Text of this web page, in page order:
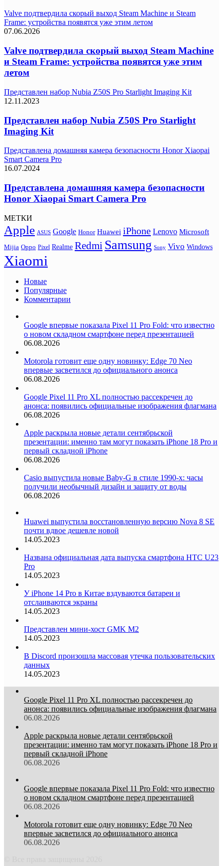
Valve подтвердила скорый выход Steam Machine и Steam
Frame: устройства появятся уже этим летом
07.06.2026
Valve подтвердила скорый выход Steam Machine
и Steam Frame: устройства появятся уже этим
летом
Представлен набор Nubia Z50S Pro Starlight Imaging Kit
12.11.2023
Представлен набор Nubia Z50S Pro Starlight
Imaging Kit
Представлена домашняя камера безопасности Honor Xiaopai
Smart Camera Pro
16.07.2024
Представлена домашняя камера безопасности
Honor Xiaopai Smart Camera Pro
МЕТКИ
Apple ASUS Google Honor Huawei iPhone Lenovo Microsoft
Mijia Oppo Pixel Realme Redmi Samsung Sony Vivo Windows
Xiaomi
Новые
Популярные
Комментарии
Google впервые показала Pixel 11 Pro Fold: что известно
о новом складном смартфоне перед презентацией
06.08.2026
Motorola готовит еще одну новинку: Edge 70 Neo
впервые засветился до официального анонса
06.08.2026
Google Pixel 11 Pro XL полностью рассекречен до
анонса: появились официальные изображения флагмана
06.08.2026
Apple раскрыла новые детали сентябрьской
презентации: именно там могут показать iPhone 18 Pro и
первый складной iPhone
06.08.2026
Casio выпустила новые Baby-G в стиле 1990-х: часы
получили необычный дизайн и защиту от воды
06.08.2026
Huawei выпустила восстановленную версию Nova 8 SE
почти вдвое дешевле новой
14.05.2023
Названа официальная дата выпуска смартфона HTC U23
Pro
14.05.2023
У iPhone 14 Pro в Китае вздуваются батареи и
отслаиваются экраны
14.05.2023
Представлен мини-хост GMK M2
14.05.2023
В Discord произошла массовая утечка пользовательских
данных
14.05.2023
Google Pixel 11 Pro XL полностью рассекречен до
анонса: появились официальные изображения флагмана
06.08.2026
Apple раскрыла новые детали сентябрьской
презентации: именно там могут показать iPhone 18 Pro и
первый складной iPhone
06.08.2026
Google впервые показала Pixel 11 Pro Fold: что известно
о новом складном смартфоне перед презентацией
06.08.2026
Motorola готовит еще одну новинку: Edge 70 Neo
впервые засветился до официального анонса
06.08.2026